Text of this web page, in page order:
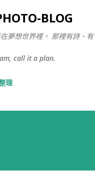
跳至主要內容
BLOG
夢想世界裡， 那裡有詩、有
call it a plan.
理